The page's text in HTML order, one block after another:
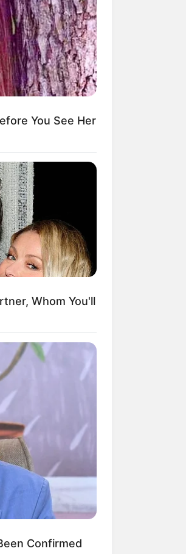
Malam
Bikin
di
7 Potret
Berusia
You See Her
Whom You'll
Confirmed